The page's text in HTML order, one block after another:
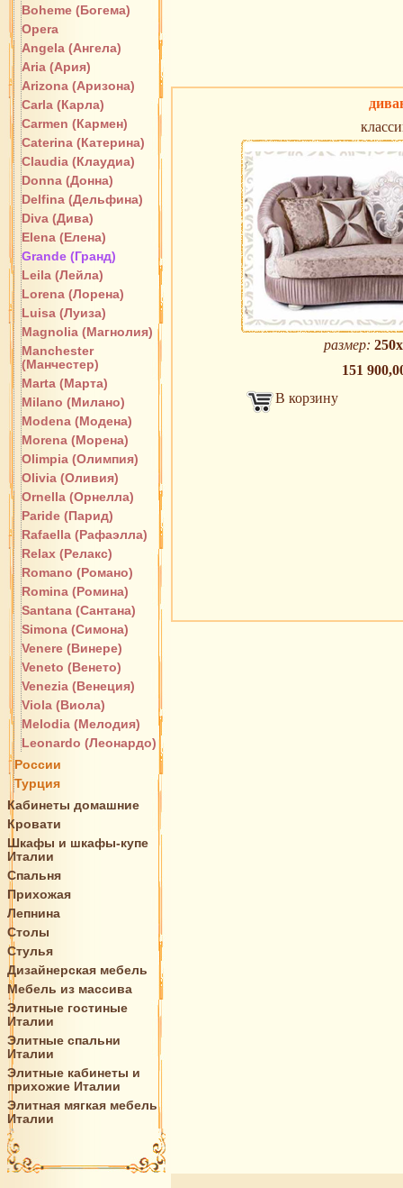
Boheme (Богема)
Opera
Angela (Ангела)
Aria (Ария)
Arizona (Аризона)
Carla (Карла)
Carmen (Кармен)
Caterina (Катерина)
Claudia (Клаудиа)
Donna (Донна)
Delfina (Дельфина)
Diva (Дива)
Elena (Елена)
Grande (Гранд)
Leila (Лейла)
Lorena (Лорена)
Luisa (Луиза)
Magnolia (Магнолия)
Manchester
(Манчестер)
Marta (Марта)
Milano (Милано)
Modena (Модена)
Morena (Морена)
Olimpia (Олимпия)
Olivia (Оливия)
Ornella (Орнелла)
Paride (Парид)
Rafaella (Рафаэлла)
Relax (Релакс)
Romano (Романо)
Romina (Ромина)
Santana (Сантана)
Simona (Симона)
Venere (Винере)
Veneto (Венето)
Venezia (Венеция)
Viola (Виола)
Melodia (Мелодия)
Leonardo (Леонардо)
России
Турция
Кабинеты домашние
Кровати
Шкафы и шкафы-купе
Италии
Спальня
Прихожая
Лепнина
Столы
Стулья
Дизайнерская мебель
Мебель из массива
Элитные гостиные
Италии
Элитные спальни
Италии
Элитные кабинеты и
прихожие Италии
Элитная мягкая мебель
Италии
размер:
151
В корзину